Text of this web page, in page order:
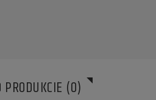
PRODUKCIE (0)